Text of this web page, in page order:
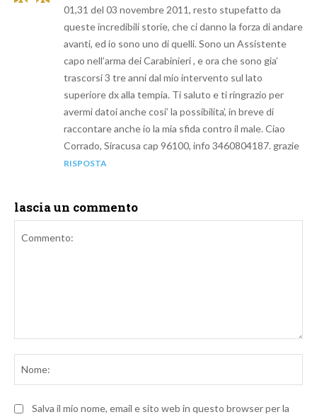
01,31 del 03 novembre 2011, resto stupefatto da
queste incredibili storie, che ci danno la forza di andare
avanti, ed io sono uno di quelli. Sono un Assistente
capo nell’arma dei Carabinieri , e ora che sono gia’
trascorsi 3 tre anni dal mio intervento sul lato
superiore dx alla tempia. Ti saluto e ti ringrazio per
avermi datoi anche cosi’ la possibilita’, in breve di
raccontare anche io la mia sfida contro il male. Ciao
Corrado, Siracusa cap 96100, info 3460804187. grazie
RISPOSTA
lascia un commento
Salva il mio nome, email e sito web in questo browser per la